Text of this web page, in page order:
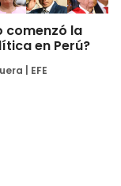
comenzó la
en Perú?
EFE